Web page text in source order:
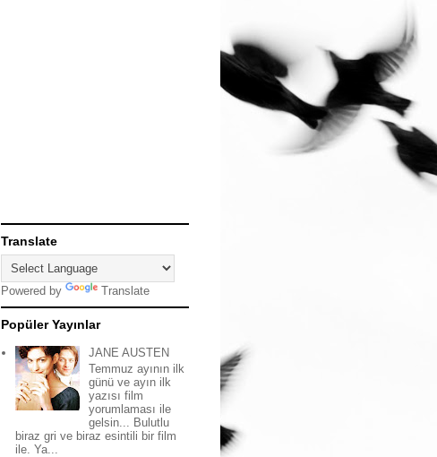
Translate
Powered by Translate
Popüler Yayınlar
JANE AUSTEN
Temmuz ayının ilk
günü ve ayın ilk
yazısı film
yorumlaması ile
gelsin... Bulutlu
biraz gri ve biraz esintili bir film
ile. Ya...